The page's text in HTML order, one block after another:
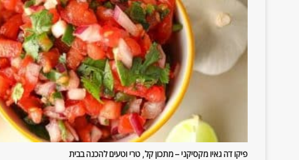
פיקו דה גאיו מקסיקני – מתכון קל, טרי וטעים להכנה בבית